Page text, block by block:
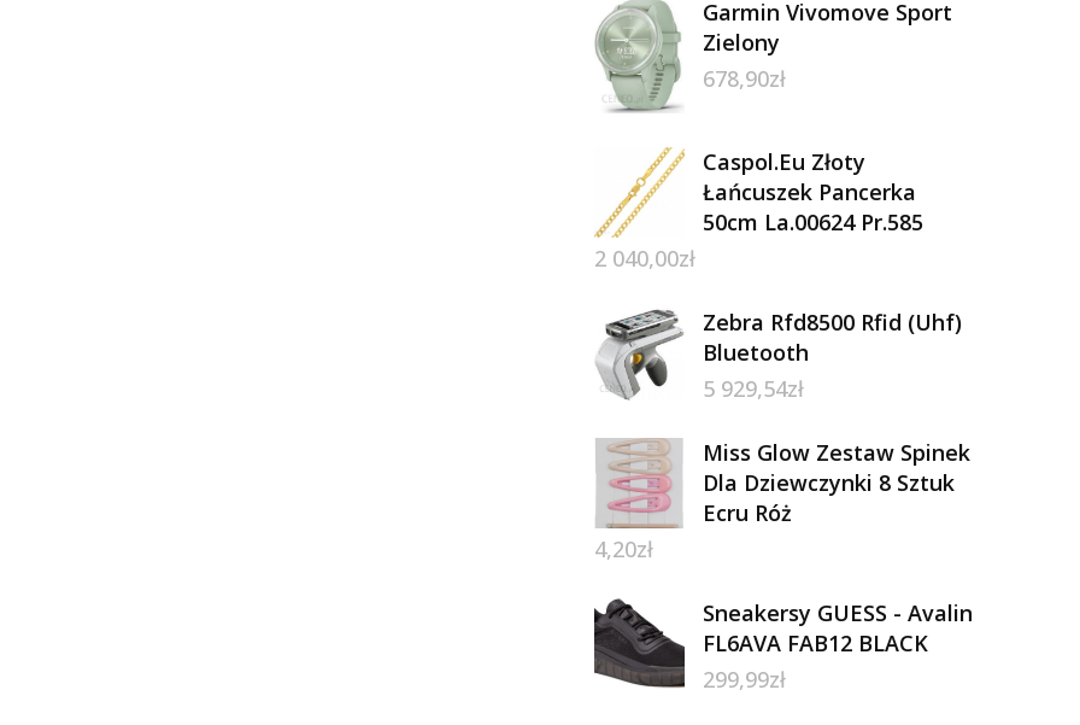
Garmin Vivomove Sport
Zielony
678,90zł
Caspol.Eu Złoty
Łańcuszek Pancerka
50cm La.00624 Pr.585
2 040,00zł
Zebra Rfd8500 Rfid (Uhf)
Bluetooth
5 929,54zł
Miss Glow Zestaw Spinek
Dla Dziewczynki 8 Sztuk
Ecru Róż
4,20zł
Sneakersy GUESS - Avalin
FL6AVA FAB12 BLACK
299,99zł